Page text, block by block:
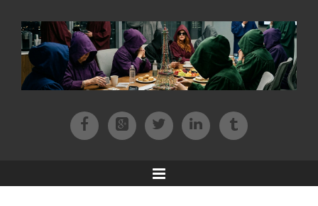
FacebookPatreonTwitterInstagram
Tik-tok
Menu